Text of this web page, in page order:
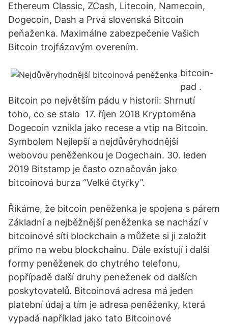
Ethereum Classic, ZCash, Litecoin, Namecoin,
Dogecoin, Dash a Prvá slovenská Bitcoin
peňaženka. Maximálne zabezpečenie Vašich
Bitcoin trojfázovým overením.
bitcoin-
pad .
Bitcoin po největším pádu v historii: Shrnutí
toho, co se stalo 17. říjen 2018 Kryptoměna
Dogecoin vznikla jako recese a vtip na Bitcoin.
Symbolem Nejlepší a nejdůvěryhodnější
webovou peněženkou je Dogechain. 30. leden
2019 Bitstamp je často označován jako
bitcoinová burza “Velké čtyřky”.
Říkáme, že bitcoin peněženka je spojena s párem
Základní a nejběžnější peněženka se nachází v
bitcoinové síti blockchain a můžete si ji založit
přímo na webu blockchainu. Dále existují i další
formy peněženek do chytrého telefonu,
popřípadě další druhy peneženek od dalších
poskytovatelů. Bitcoinová adresa má jeden
platební údaj a tím je adresa peněženky, která
vypadá například jako tato Bitcoinové